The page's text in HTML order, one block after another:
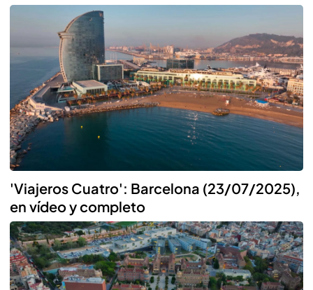
'Viajeros Cuatro': Barcelona (23/07/2025),
en vídeo y completo